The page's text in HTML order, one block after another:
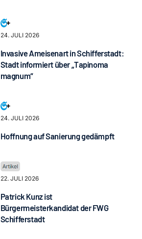
24. JULI 2026
Invasive Ameisenart in Schifferstadt:
Stadt informiert über „Tapinoma
magnum“
24. JULI 2026
Hoffnung auf Sanierung gedämpft
22. JULI 2026
Patrick Kunz ist
Bürgermeisterkandidat der FWG
Schifferstadt